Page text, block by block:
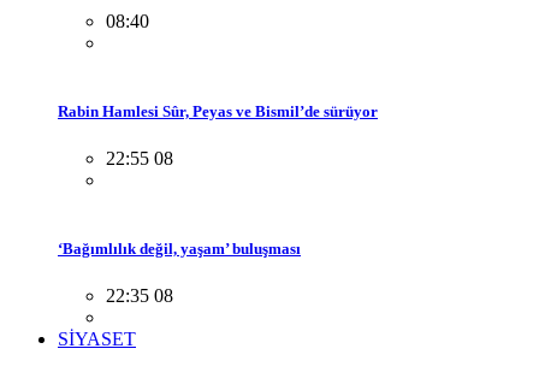
08:40
Rabin Hamlesi Sûr, Peyas ve Bismil’de sürüyor
22:55 08
‘Bağımlılık değil, yaşam’ buluşması
22:35 08
SİYASET